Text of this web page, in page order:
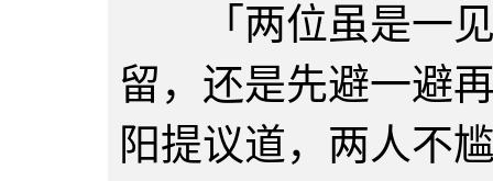
「两位虽是一见
留，还是先避一避
阳提议道，两人不